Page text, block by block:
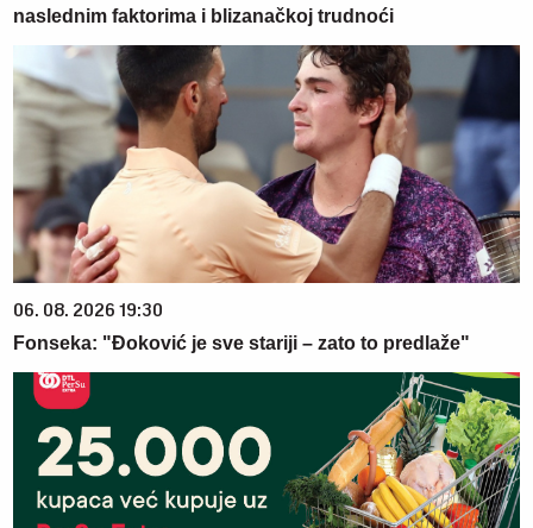
naslednim faktorima i blizanačkoj trudnoći
06. 08. 2026 19:30
Fonseka: "Đoković je sve stariji – zato to predlaže"